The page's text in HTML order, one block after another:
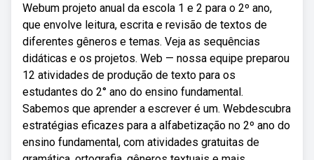
Webum projeto anual da escola 1 e 2 para o 2º ano,
que envolve leitura, escrita e revisão de textos de
diferentes gêneros e temas. Veja as sequências
didáticas e os projetos. Web — nossa equipe preparou
12 atividades de produção de texto para os
estudantes do 2° ano do ensino fundamental.
Sabemos que aprender a escrever é um. Webdescubra
estratégias eficazes para a alfabetização no 2º ano do
ensino fundamental, com atividades gratuitas de